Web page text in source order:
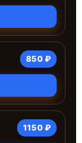
850 ₽
1150 ₽